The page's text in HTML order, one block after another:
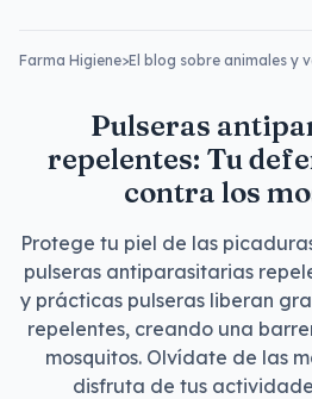
Farma Higiene>El blog sobre animales y
Pulseras
repelentes: Tu
contra los
Protege tu piel de las
pulseras antiparasitarias
y prácticas pulseras liberan
repelentes, creando una
mosquitos. Olvídate de las
disfruta de tus